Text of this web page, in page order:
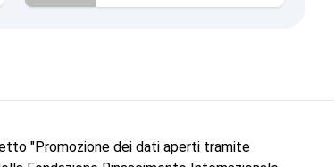
"Promozione dei dati aperti tramite